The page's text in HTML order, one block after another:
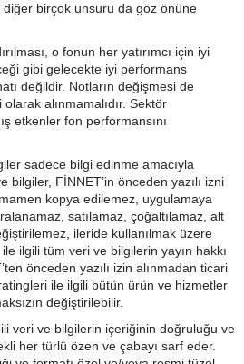
diğer birçok unsuru da göz önüne
o fonun her yatırımcı için iyi
gibi gelecekte iyi performans
değildir. Notların değişmesi de
alınmamalıdır. Sektör
etkenler fon performansını
sadece bilgi edinme amacıyla
bilgiler, FİNNET’in önceden yazılı izni
kopya edilemez, uygulamaya
satılamaz, çoğaltılamaz, alt
ileride kullanılmak üzere
ilgili tüm veri ve bilgilerin yayın hakkı
önceden yazılı izin alınmadan ticari
ile ilgili bütün ürün ve hizmetler
değiştirilebilir.
veri ve bilgilerin içeriğinin doğruluğu ve
her türlü özen ve çabayı sarf eder.